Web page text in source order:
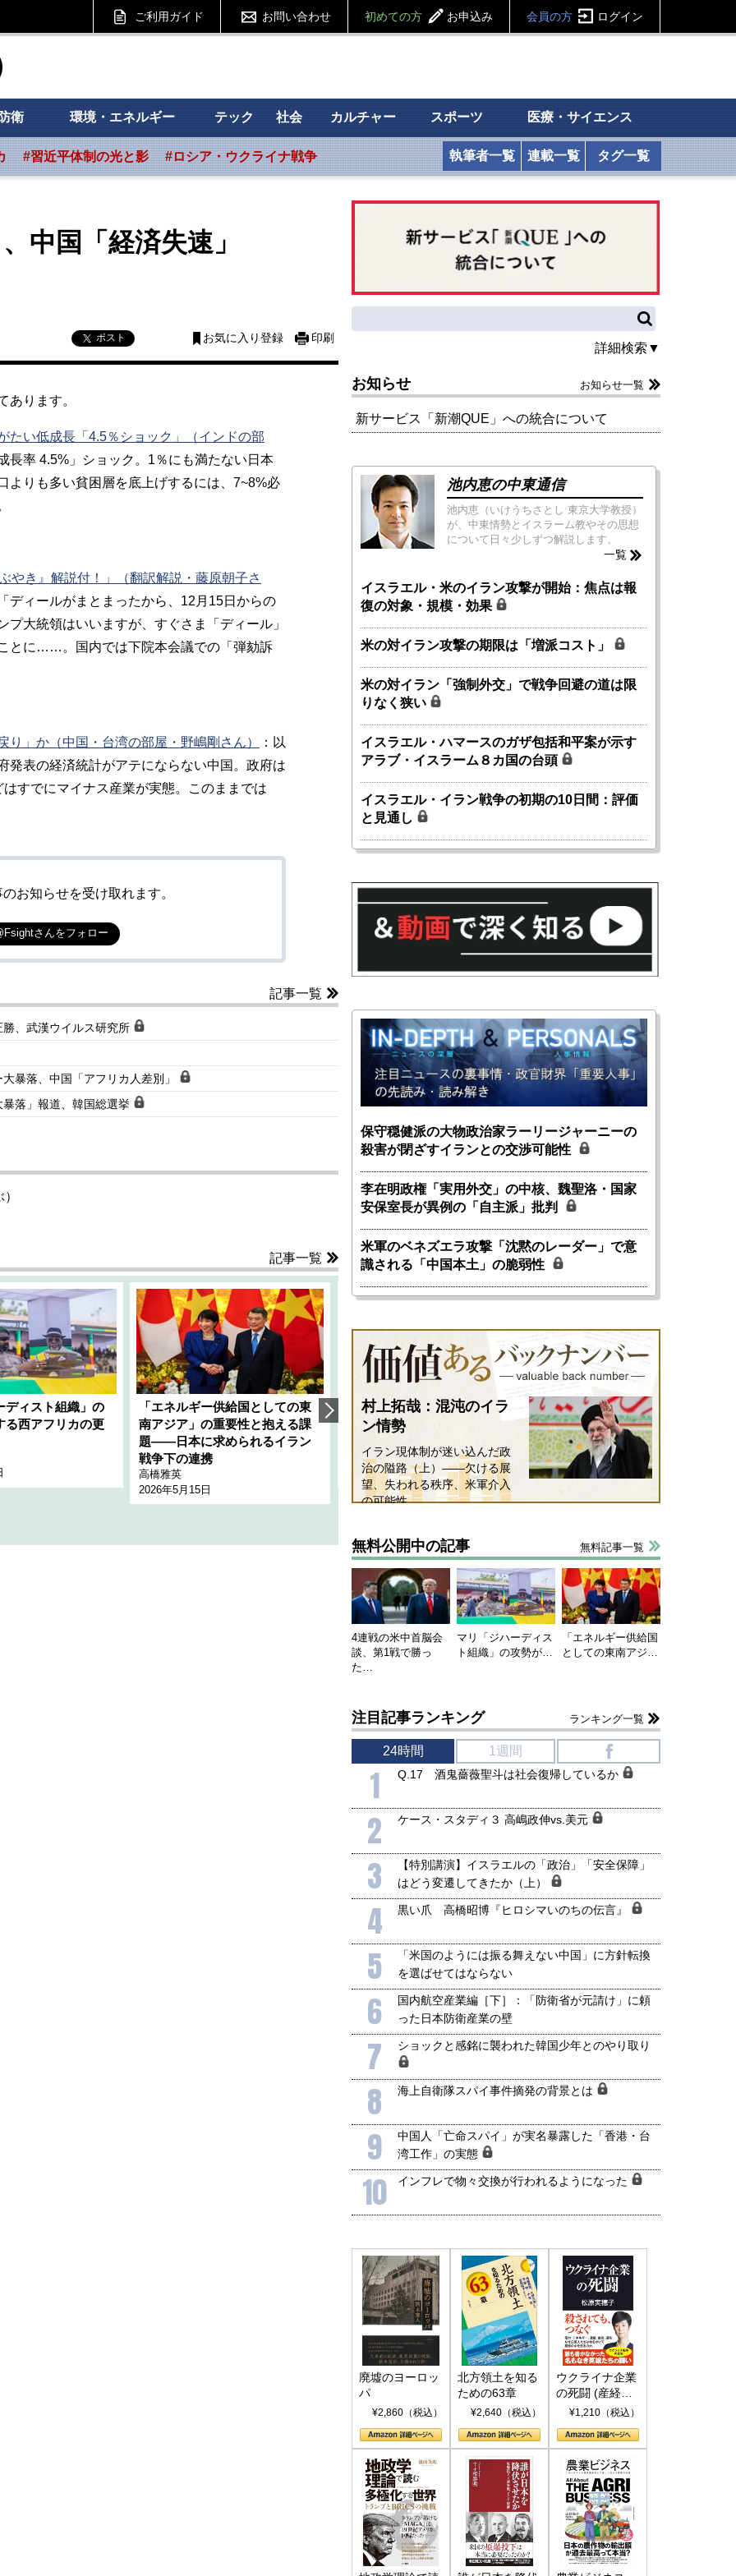
ご利用ガイド お問い合わせ 初めての方 お申込み 会員の方 ログイン
ォーサイト
衛 環境・エネルギー テック 社会 カルチャー スポーツ 医療・サイエンス
#習近平体制の光と影 #ロシア・ウクライナ戦争 執筆者一覧 連載一覧 タグ一覧
中国「経済失速」
ポスト お気に入り登録 印刷
あります。
たい低成長「4.5％ショック」（インドの部
長率 4.5%」ショック。1％にも満たない日本
よりも多い貧困層を底上げするには、7~8%必
やき』解説付！」（翻訳解説・藤原朝子さ
ディールがまとまったから、12月15日からの
大統領はいいますが、すぐさま「ディール」
とに……。国内では下院本会議での「弾劾訴
」か（中国・台湾の部屋・野嶋剛さん） ： 以
発表の経済統計がアテにならない中国。政府は
すでにマイナス産業が実態。このままでは
お知らせを受け取れます。
さんをフォロー
記事一覧
勝、武漢ウイルス研究所
暴落、中国「アフリカ人差別」
落」報道、韓国総選挙
記事一覧
ディスト組織」の
る西アフリカの更
「エネルギー供給国としての東
南アジア」の重要性と抱える課
題――日本に求められるイラン
戦争下の連携
高橋雅英
2026年5月15日
韓国にも理解してほしい「極東
1905年体制」における日米韓安
千々和泰明
2026年5月15日
ホルムズ海峡危機で加速したエ
ネルギー転換が「中国依存」に
行き着くリスク
小山堅
2026年5月14日
詳細検索▼
お知らせ お知らせ一覧
新サービス「新潮QUE」への統合について
池内恵の中東通信
池内恵（いけうちさとし 東京大学教授）
が、中東情勢とイスラーム教やその思想
について日々少しずつ解説します。
一覧
イスラエル・米のイラン攻撃が開始：焦点は報
復の対象・規模・効果
米の対イラン攻撃の期限は「増派コスト」
米の対イラン「強制外交」で戦争回避の道は限
りなく狭い
イスラエル・ハマースのガザ包括和平案が示す
アラブ・イスラーム８カ国の台頭
イスラエル・イラン戦争の初期の10日間：評価
と見通し
保守穏健派の大物政治家ラーリージャーニーの
殺害が閉ざすイランとの交渉可能性
李在明政権「実用外交」の中核、魏聖洛・国家
安保室長が異例の「自主派」批判
米軍のベネズエラ攻撃「沈黙のレーダー」で意
識される「中国本土」の脆弱性
村上拓哉：混沌のイラ
ン情勢
イラン現体制が迷い込んだ政
治の隘路（上）――欠ける展
望、失われる秩序、米軍介入
の可能性
無料公開中の記事 無料記事一覧
4連戦の米中首脳会
談、第1戦で勝っ
た…
マリ「ジハーディス
ト組織」の攻勢が…
「エネルギー供給国
としての東南アジ…
注目記事ランキング ランキング一覧
24時間 1週間
1 Q.17 酒鬼薔薇聖斗は社会復帰しているか
2 ケース・スタディ３ 高嶋政伸vs.美元
3
【特別講演】イスラエルの「政治」「安全保障」
はどう変遷してきたか（上）
4 黒い爪 高橋昭博『ヒロシマいのちの伝言』
5
「米国のようには振る舞えない中国」に方針転換
を選ばせてはならない
6
国内航空産業編［下］：「防衛省が元請け」に頼
った日本防衛産業の壁
7 ショックと感銘に襲われた韓国少年とのやり取り
8 海上自衛隊スパイ事件摘発の背景とは
9
中国人「亡命スパイ」が実名暴露した「香港・台
湾工作」の実態
10 インフレで物々交換が行われるようになった
廃墟のヨーロッ
パ
¥2,860（税込）
北方領土を知る
ための63章
¥2,640（税込）
ウクライナ企業
の死闘 (産経セ
レクト S 039)
¥1,210（税込）